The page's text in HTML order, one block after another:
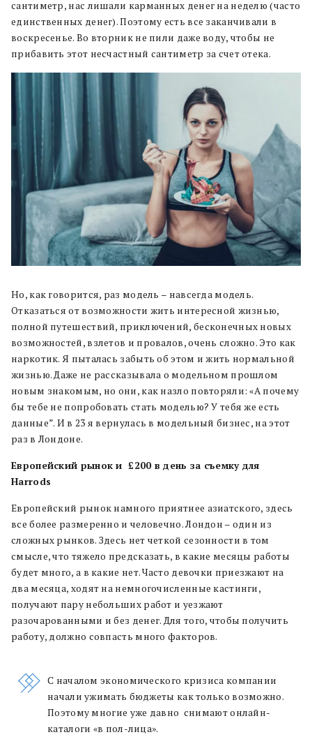
сантиметр, нас лишали карманных денег на неделю (часто
единственных денег). Поэтому есть все заканчивали в
воскресенье. Во вторник не пили даже воду, чтобы не
прибавить этот несчастный сантиметр за счет отека.
Но, как говорится, раз модель – навсегда модель.
Отказаться от возможности жить интересной жизнью,
полной путешествий, приключений, бесконечных новых
возможностей, взлетов и провалов, очень сложно. Это как
наркотик. Я пыталась забыть об этом и жить нормальной
жизнью. Даже не рассказывала о модельном прошлом
новым знакомым, но они, как назло повторяли: «А почему
бы тебе не попробовать стать моделью? У тебя же есть
данные”. И в 23 я вернулась в модельный бизнес, на этот
раз в Лондоне.
Европейский рынок и £200 в день за съемку для
Harrods
Европейский рынок намного приятнее азиатского, здесь
все более размеренно и человечно. Лондон – один из
сложных рынков. Здесь нет четкой сезонности в том
смысле, что тяжело предсказать, в какие месяцы работы
будет много, а в какие нет. Часто девочки приезжают на
два месяца, ходят на немногочисленные кастинги,
получают пару небольших работ и уезжают
разочарованными и без денег. Для того, чтобы получить
работу, должно совпасть много факторов.
С началом экономического кризиса компании
начали ужимать бюджеты как только возможно.
Поэтому многие уже давно снимают онлайн-
каталоги «в пол-лица».